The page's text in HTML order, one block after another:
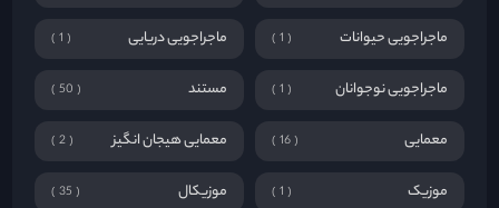
ماجراجویی حیوانات 1 ماجراجویی دریایی 1
ماجراجویی نوجوانان 1 مستند 50
معمایی 16 معمایی هیجان انگیز 2
موزیک 1 موزیکال 35